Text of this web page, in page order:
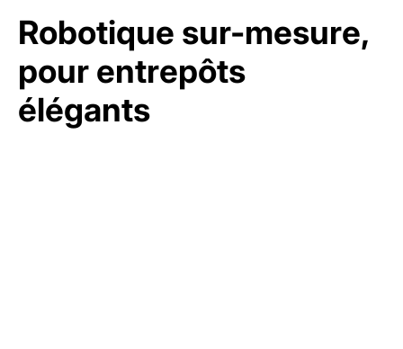
Robotique sur-mesure,
pour entrepôts
élégants